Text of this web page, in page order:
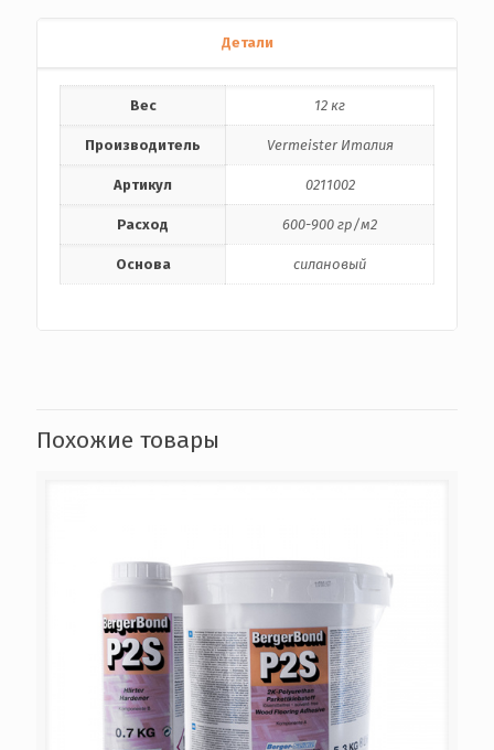
Детали
Вес 12 кг
Производитель Vermeister Италия
Артикул 0211002
Расход 600-900 гр/м2
Основа силановый
Похожие товары